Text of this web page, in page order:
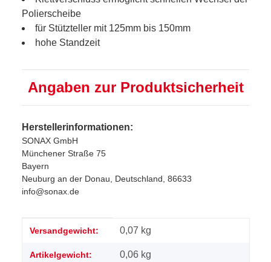
Polierscheibe
für Stützteller mit 125mm bis 150mm
hohe Standzeit
Angaben zur Produktsicherheit
Herstellerinformationen:
SONAX GmbH
Münchener Straße 75
Bayern
Neuburg an der Donau, Deutschland, 86633
info@sonax.de
Produkteigenschaft
Wert
Versandgewicht: 0,07 kg
Artikelgewicht: 0,06 kg